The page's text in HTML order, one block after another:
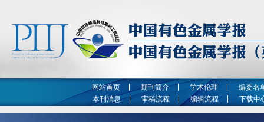
网站首页 期刊简介 学术伦理
编委名
本刊消息
审稿流程 编辑流程 下载中